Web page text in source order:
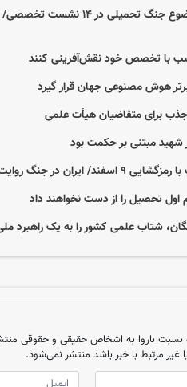
با تخصص خود نقش‌آفرینی کنند
برای متقاضیان هیأت علمی
مبتنی بر حکمت بود
جنگ روایت‌ها پیروز شد
شتاب علمی کشور را به یک راهبرد
نسبت ناروا به اشخاص حقیقی و حقوقی
غیر مرتبط با خبر باشد منتشر نمی‌شود.